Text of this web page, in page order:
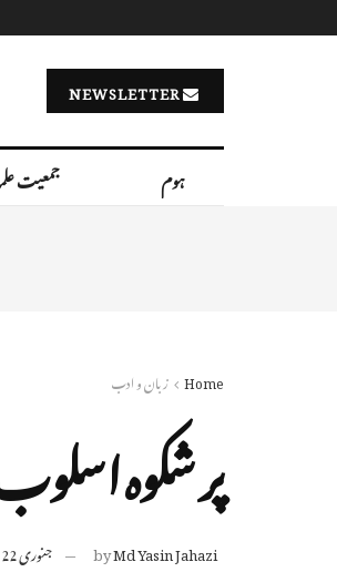
ہوم جمعیت
Home زبان و ادب
پر شکوہ
byMd Yasin Jahazi جنوری 22, 2026